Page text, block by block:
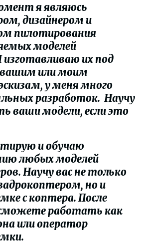
я являюсь
дизайнером и
пилотирования
моделей
их под
вашим или моим
у меня много
разработок. Научу
ваши модели, если это
и обучаю
любых моделей
Научу вас не только
но и
с коптера. После
работать как
или оператор